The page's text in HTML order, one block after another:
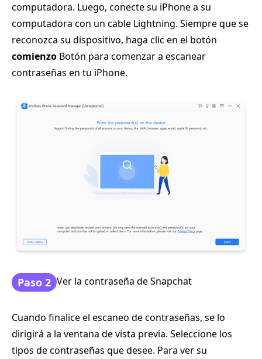
computadora. Luego, conecte su iPhone a su
computadora con un cable Lightning. Siempre que se
reconozca su dispositivo, haga clic en el botón
comienzo Botón para comenzar a escanear
contraseñas en tu iPhone.
Paso 2 Ver la contraseña de Snapchat
Cuando finalice el escaneo de contraseñas, se lo
dirigirá a la ventana de vista previa. Seleccione los
tipos de contraseñas que desee. Para ver su